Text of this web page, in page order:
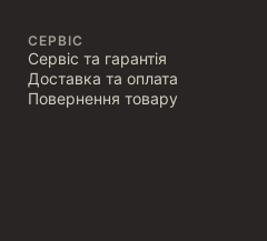
СЕРВІС
Сервіс та гарантія
Доставка та оплата
Повернення товару